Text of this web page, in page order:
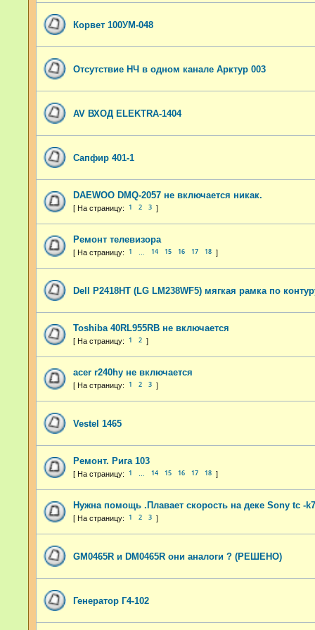
Корвет 100УМ-048
Отсутствие НЧ в одном канале Арктур 003
AV ВХОД ELEKTRA-1404
Сапфир 401-1
DAEWOO DMQ-2057 не включается никак.
1 2 3
Ремонт телевизора
1 14 15 16 17 18
Dell P2418HT (LG LM238WF5) мягкая рамка по
Toshiba 40RL955RB не включается
1 2
acer r240hy не включается
1 2 3
Vestel 1465
Ремонт. Рига 103
1 14 15 16 17 18
Нужна помощь .Плавает скорость на деке Sony tc -
1 2 3
GM0465R и DM0465R они аналоги ? (РЕШЕНО)
Генератор Г4-102